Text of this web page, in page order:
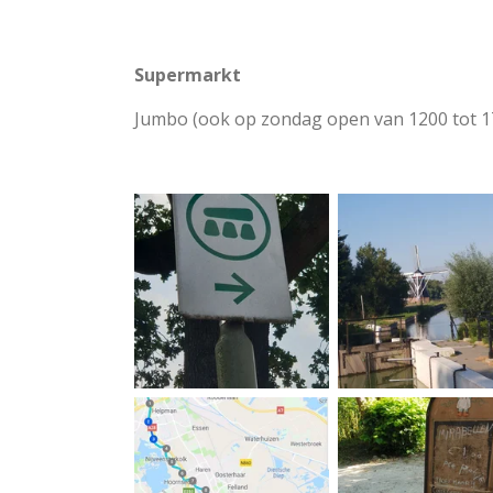
Supermarkt
Jumbo (ook op zondag open van 1200 tot